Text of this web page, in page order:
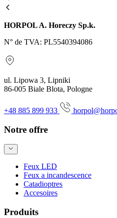
HORPOL A. Horeczy Sp.k.
N° de TVA: PL5540394086
ul. Lipowa 3, Lipniki
86-005 Biale Blota, Pologne
+48 885 899 933
Notre offre
Feux LED
Feux a incandescence
Catadioptres
Accesoires
Produits